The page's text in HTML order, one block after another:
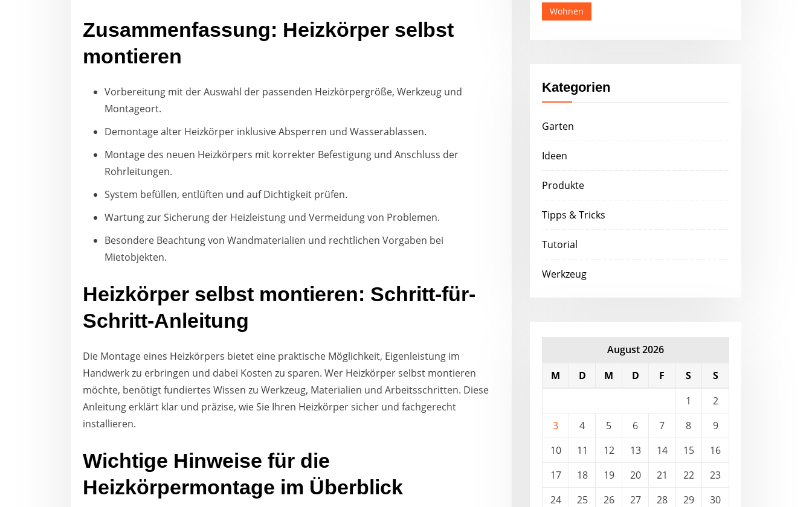
Zusammenfassung: Heizkörper selbst
montieren
Vorbereitung mit der Auswahl der passenden Heizkörpergröße, Werkzeug und
Montageort.
Demontage alter Heizkörper inklusive Absperren und Wasserablassen.
Montage des neuen Heizkörpers mit korrekter Befestigung und Anschluss der
Rohrleitungen.
System befüllen, entlüften und auf Dichtigkeit prüfen.
Wartung zur Sicherung der Heizleistung und Vermeidung von Problemen.
Besondere Beachtung von Wandmaterialien und rechtlichen Vorgaben bei
Mietobjekten.
Heizkörper selbst montieren: Schritt-für-
Schritt-Anleitung
Die Montage eines Heizkörpers bietet eine praktische Möglichkeit, Eigenleistung im
Handwerk zu erbringen und dabei Kosten zu sparen. Wer Heizkörper selbst montieren
möchte, benötigt fundiertes Wissen zu Werkzeug, Materialien und Arbeitsschritten. Diese
Anleitung erklärt klar und präzise, wie Sie Ihren Heizkörper sicher und fachgerecht
installieren.
Wichtige Hinweise für die
Heizkörpermontage im Überblick
Wohnen
Kategorien
Garten
Ideen
Produkte
Tipps & Tricks
Tutorial
Werkzeug
August 2026
M
D M D F S
S
1
2
3
4 5 6 7 8
9
10
11 12 13 14 15
16
17
18 19 20 21 22
23
24
25 26 27 28 29
30